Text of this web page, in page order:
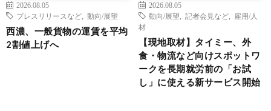
2026.08.05
プレスリリースなど
動向/展望
西濃、一般貨物の運賃を平均
2割値上げへ
2026.08.05
動向/展望
記者会見など
雇用/人
材
【現地取材】タイミー、外
食・物流など向けスポットワ
ークを長期就労前の「お試
し」に使える新サービス開始